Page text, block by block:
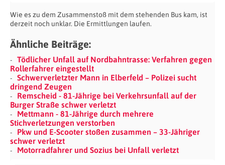
Wie es zu dem Zusammenstoß mit dem stehenden Bus kam, ist
derzeit noch unklar. Die Ermittlungen laufen.
Ähnliche Beiträge:
Tödlicher Unfall auf Nordbahntrasse: Verfahren gegen
Rollerfahrer eingestellt
Schwerverletzter Mann in Elberfeld – Polizei sucht
dringend Zeugen
Remscheid - 81-Jährige bei Verkehrsunfall auf der
Burger Straße schwer verletzt
Mettmann - 81-Jährige durch mehrere
Stichverletzungen verstorben
Pkw und E-Scooter stoßen zusammen – 33-Jähriger
schwer verletzt
Motorradfahrer und Sozius bei Unfall verletzt